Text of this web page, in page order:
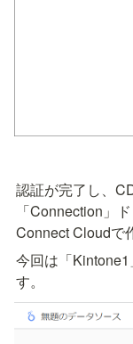
認証が完了し、
「Connection」
Connect Cloudで
今回は「
す。